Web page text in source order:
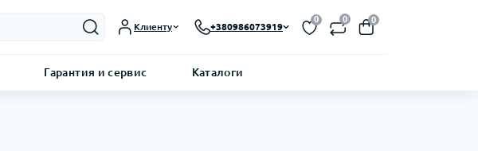
Клиенту +380986073919
0 0 0
Гарантия и сервис Каталоги